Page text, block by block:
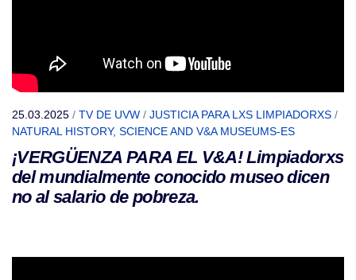
25.03.2025 / TV DE UVW / JUSTICIA PARA LXS LIMPIADORXS /
NATURAL HISTORY, SCIENCE AND V&A MUSEUMS-ES
¡VERGÜENZA PARA EL V&A! Limpiadorxs
del mundialmente conocido museo dicen
no al salario de pobreza.